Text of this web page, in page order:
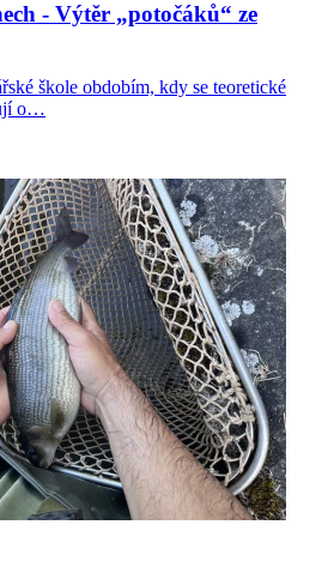
- Výtěr „potočáků“ ze
škole obdobím, kdy se teoretické
o…